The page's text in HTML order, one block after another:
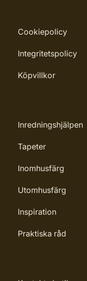
Cookiepolicy
Integritetspolicy
Köpvillkor
Inredningshjälpen
Tapeter
Inomhusfärg
Utomhusfärg
Inspiration
Praktiska råd